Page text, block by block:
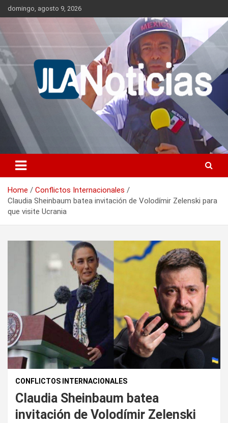
Skip
to
domingo, agosto 9, 2026
Jlanoticias
Información relevante en tiempo real.
Home
Conflictos Internacionales
Claudia Sheinbaum batea invitación de Volodímir Zelenski para
que visite Ucrania
CONFLICTOS INTERNACIONALES
Claudia Sheinbaum batea
invitación de Volodímir Zelenski